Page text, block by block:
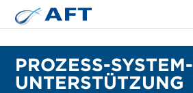
PROZESS-SYSTEM-
UNTERSTÜTZUNG